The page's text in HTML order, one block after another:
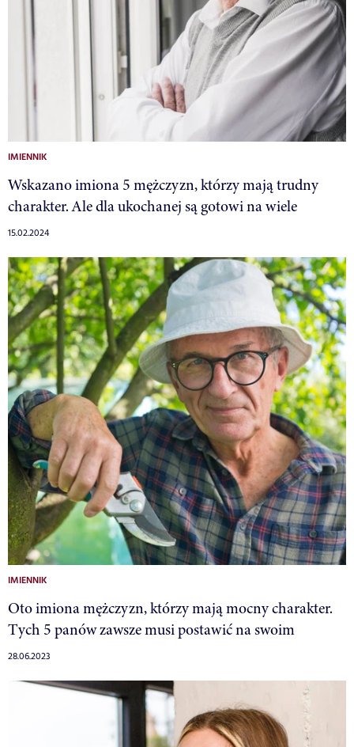
IMIENNIK
Wskazano imiona 5 mężczyzn, którzy mają trudny
charakter. Ale dla ukochanej są gotowi na wiele
15.02.2024
IMIENNIK
Oto imiona mężczyzn, którzy mają mocny charakter.
Tych 5 panów zawsze musi postawić na swoim
28.06.2023